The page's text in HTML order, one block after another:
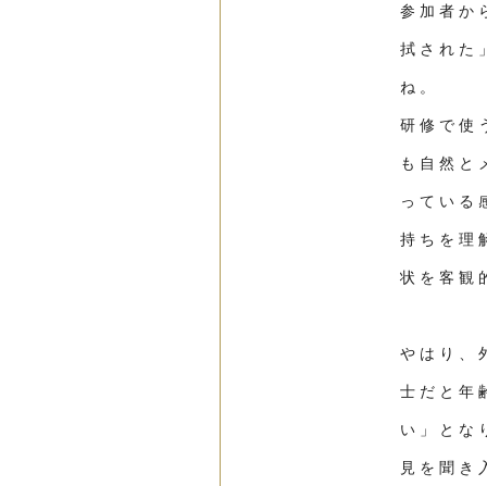
参加者か
拭された
ね。
研修で使
も自然と
っている
持ちを理
状を客観
やはり、
士だと年
い」とな
見を聞き